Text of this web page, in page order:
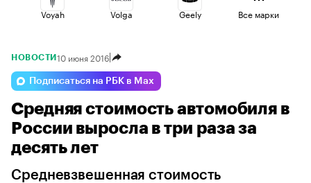
Voyah Volga Geely
Changan Haval
Esteo Lada Omoda
Все марки
НОВОСТИ 10 июня 2016
Подписаться на РБК в Max
Средняя стоимость автомобиля в
России выросла в три раза за
десять лет
Средневзвешенная стоимость